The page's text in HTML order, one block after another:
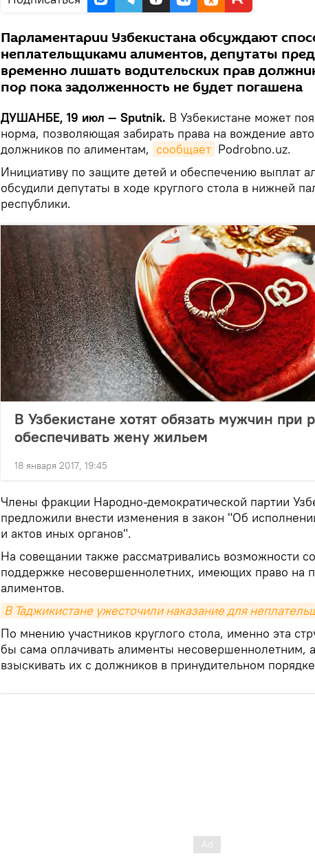
Парламентарии Узбекистана обсуждают
неплательщиками алиментов, депутаты
временно лишать водительских прав
пор пока задолженность не будет погашена
ДУШАНБЕ, 19 июл — Sputnik. В Узбекистане может
норма, позволяющая забирать права на вождение
должников по алиментам, сообщает Podrobno.uz.
Инициативу по защите детей и обеспечению выплат
обсудили депутаты в ходе круглого стола в нижней
республики.
В Узбекистане хотят обязать мужчин при
обеспечивать жену жильем
18 января 2017, 19:45
Члены фракции Народно-демократической партии
предложили внести изменения в закон "Об
и актов иных органов".
На совещании также рассматривались возможности
поддержке несовершеннолетних, имеющих право на
алиментов.
В Таджикистане ужесточили наказание для
По мнению участников круглого стола, именно эта
бы сама оплачивать алименты несовершеннолетним,
взыскивать их с должников в принудительном